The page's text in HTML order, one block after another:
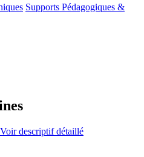
Supports Pédagogiques &
Voir descriptif détaillé